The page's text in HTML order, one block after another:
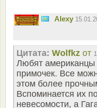
Alexy
Цитата: Wolfkz от
Любят американцы
примочек. Все
этом более
Вспоминается их
невесомости, а